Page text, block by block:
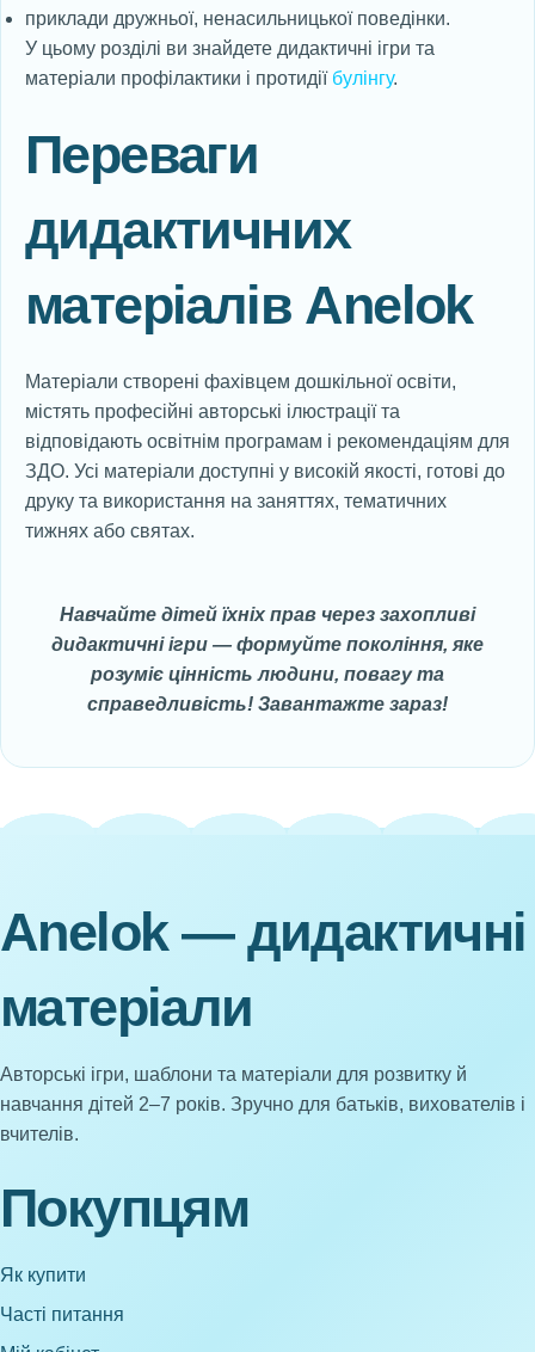
приклади дружньої, ненасильницької поведінки.
У цьому розділі ви знайдете дидактичні ігри та
матеріали профілактики і протидії булінгу.
Переваги
дидактичних
матеріалів Anelok
Матеріали створені фахівцем дошкільної освіти,
містять професійні авторські ілюстрації та
відповідають освітнім програмам і рекомендаціям для
ЗДО. Усі матеріали доступні у високій якості, готові до
друку та використання на заняттях, тематичних
тижнях або святах.
Навчайте дітей їхніх прав через захопливі
дидактичні ігри — формуйте покоління, яке
розуміє цінність людини, повагу та
справедливість! Завантажте зараз!
Anelok — дидактичні
матеріали
Авторські ігри, шаблони та матеріали для розвитку й
навчання дітей 2–7 років. Зручно для батьків, вихователів і
вчителів.
Покупцям
Як купити
Часті питання